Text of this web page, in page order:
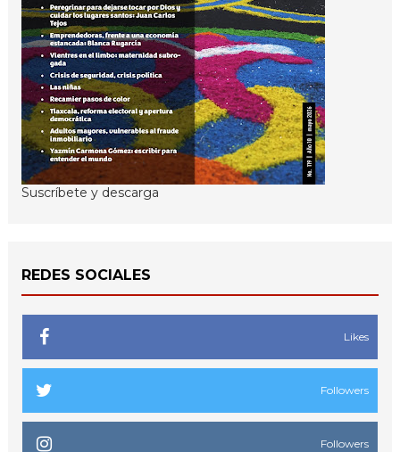
Suscríbete y descarga
REDES SOCIALES
Likes
Followers
Followers